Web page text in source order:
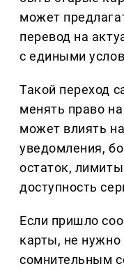
может
перевод на
с едиными
Такой переход
менять право
может влиять
уведомления,
остаток,
доступность
Если пришло
карты, не нужно
сомнительным